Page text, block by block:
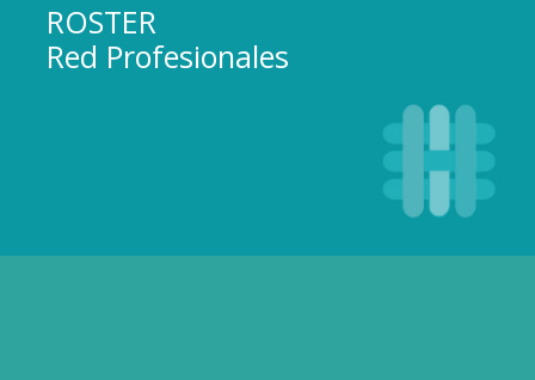
ROSTER
Red Profesionales